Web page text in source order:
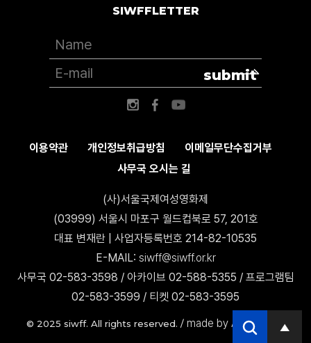
이용약관 개인정보취급방침
이메일무단수집거부
사무국 오시는 길
(사)서울국제여성영화제
(03999) 서울시 마포구 월드컵북로 57, 201호
대표 변재란 | 사업자등록번호 214-82-10535
E-MAIL: siwff@siwff.or.kr
사무국 02-583-3598 / 아카이브 02-588-5355 / 프로그램팀
02-583-3599 / 티켓 02-583-3595
© 2025 siwff. All rights reserved. / made by AccessICT
SIWFFLETTER
submit